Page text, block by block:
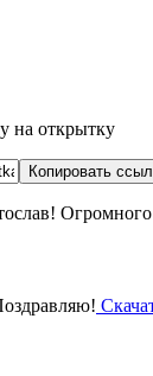
на открытку
Копировать
Огромного